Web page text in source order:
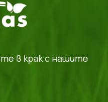
в крак с нашите